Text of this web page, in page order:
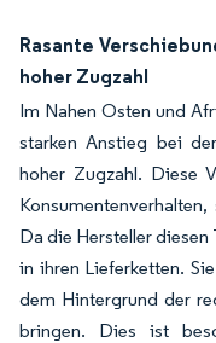
Rasante
hoher Zugzahl
Im Nahen Osten und
starken Anstieg bei
hoher Zugzahl. Diese
Da die Hersteller
in ihren Lieferketten.
dem Hintergrund der
bringen. Dies ist